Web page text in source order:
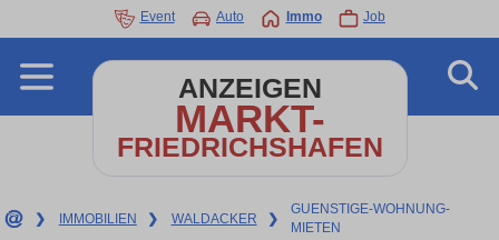
Event Auto Immo Job
ANZEIGEN
MARKT-
FRIEDRICHSHAFEN
❯ IMMOBILIEN ❯ WALDACKER ❯
GUENSTIGE-WOHNUNG-
MIETEN